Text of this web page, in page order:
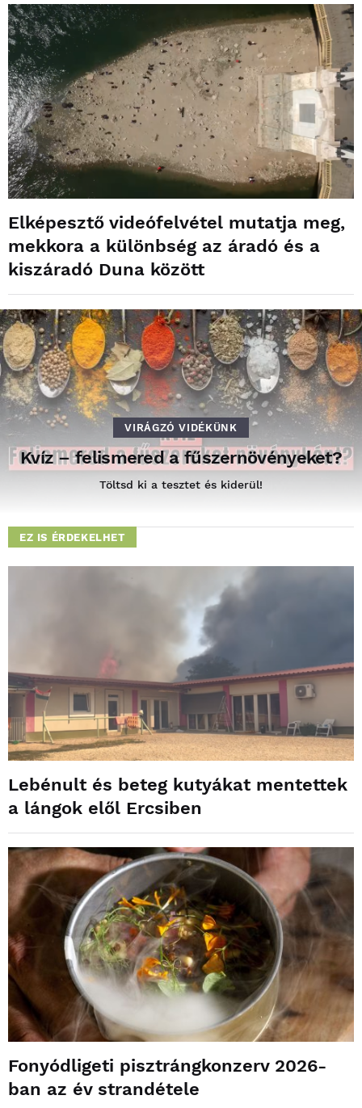
Elképesztő videófelvétel mutatja meg,
mekkora a különbség az áradó és a
kiszáradó Duna között
VIRÁGZÓ VIDÉKÜNK
Kvíz – felismered a fűszernövényeket?
Töltsd ki a tesztet és kiderül!
EZ IS ÉRDEKELHET
Lebénult és beteg kutyákat mentettek
a lángok elől Ercsiben
Fonyódligeti pisztrángkonzerv 2026-
ban az év strandétele